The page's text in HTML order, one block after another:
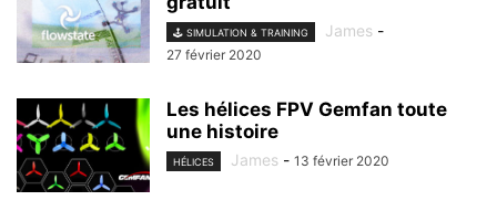
🕹️ SIMULATION & TRAINING James -
27 février 2020
Les hélices FPV Gemfan toute
une histoire
HÉLICES James - 13 février 2020